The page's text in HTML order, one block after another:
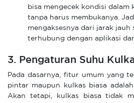
bisa mengecek kondisi dalam
tanpa harus membukanya.
mengaksesnya dari jarak jauh
terhubung dengan aplikasi
3. Pengaturan Suhu
Pada dasarnya, fitur umum yang
pintar maupun kulkas biasa
Akan tetapi, kulkas biasa tidak